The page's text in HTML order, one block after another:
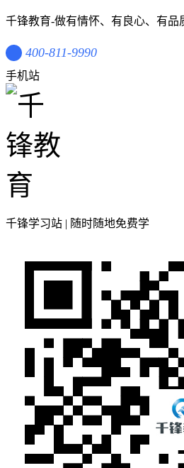
千锋教育-做有情怀、有良心、有品
400-811-9990
手机站
千锋学习站 | 随时随地免费学